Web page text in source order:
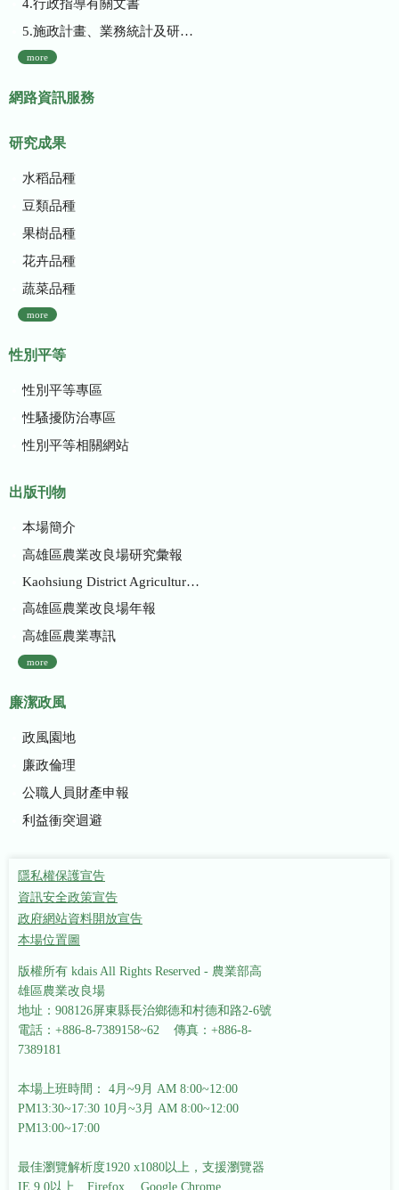
4.行政指導有關文書
5.施政計畫、業務統計及研究報告
more
網路資訊服務
研究成果
水稻品種
豆類品種
果樹品種
花卉品種
蔬菜品種
more
性別平等
性別平等專區
性騷擾防治專區
性別平等相關網站
出版刊物
本場簡介
高雄區農業改良場研究彙報
Kaohsiung District Agricultural Research and Extension Station
高雄區農業改良場年報
高雄區農業專訊
more
廉潔政風
政風園地
廉政倫理
公職人員財產申報
利益衝突迴避
隱私權保護宣告
資訊安全政策宣告
政府網站資料開放宣告
本場位置圖
版權所有 kdais All Rights Reserved - 農業部高
雄區農業改良場
地址：908126屏東縣長治鄉德和村德和路2-6號
電話：+886-8-7389158~62 傳真：+886-8-
7389181
本場上班時間： 4月~9月 AM 8:00~12:00
PM13:30~17:30 10月~3月 AM 8:00~12:00
PM13:00~17:00
最佳瀏覽解析度1920 x1080以上，支援瀏覽器
IE 9.0以上、Firefox 、Google Chrome